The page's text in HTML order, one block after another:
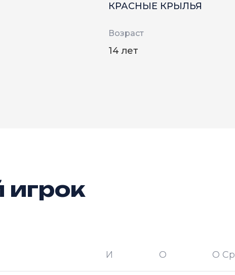
КРАСНЫЕ КРЫЛЬЯ
Возраст
14 лет
игрок
И О О Ср